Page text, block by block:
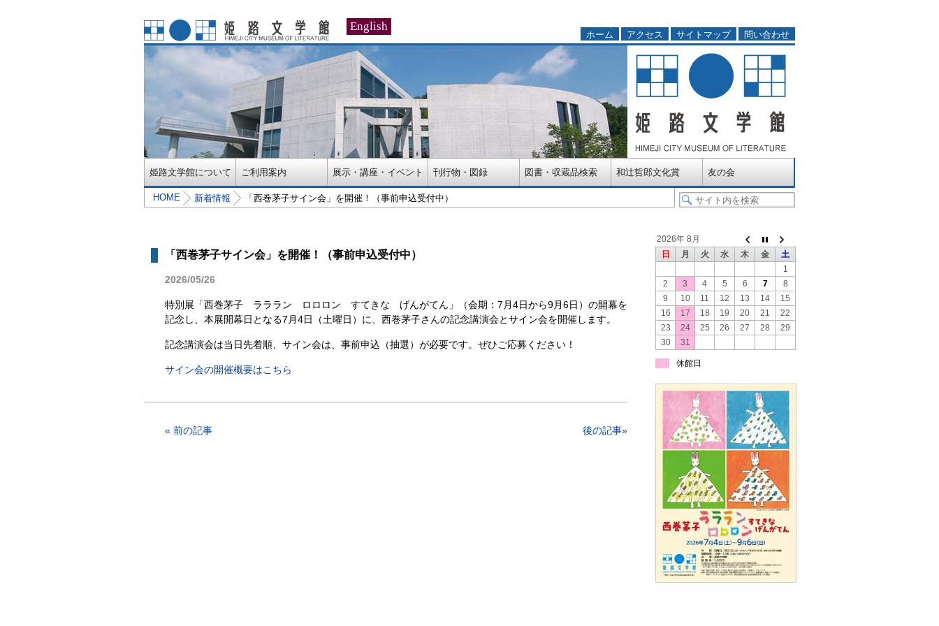
English
ホーム アクセス サイトマップ 問い合わせ
姫路文学館について ご利用案内 展示・講座・イベント 刊行物・図録 図書・収蔵品検索 和辻哲郎文化賞 友の会
HOME 新着情報 「西巻茅子サイン会」を開催！（事前申込受付中）
「西巻茅子サイン会」を開催！（事前申込受付中）
2026/05/26
特別展「西巻茅子 ラララン ロロロン すてきな げんがてん」（会期：7月4日から9月6日）の開幕を
記念し、本展開幕日となる7月4日（土曜日）に、西巻茅子さんの記念講演会とサイン会を開催します。
記念講演会は当日先着順、サイン会は、事前申込（抽選）が必要です。ぜひご応募ください！
サイン会の開催概要はこちら
« 前の記事 後の記事»
2026年 8月
日
月 火 水 木 金
土
1
2
3 4 5 6 7
8
9
10 11 12 13 14
15
16
17 18 19 20 21
22
23
24 25 26 27 28
29
30
31
休館日